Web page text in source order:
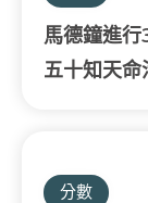
馬德鐘進
五十知天
分數